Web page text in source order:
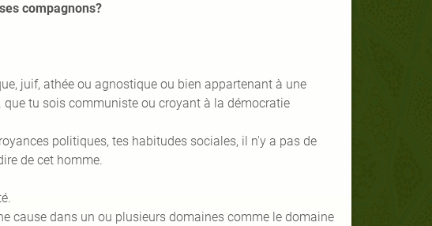
compagnons?
juif, athée ou agnostique ou bien appartenant à une
tu sois communiste ou croyant à la démocratie
politiques, tes habitudes sociales, il n'y a pas de
de cet homme.
cause dans un ou plusieurs domaines comme le domaine